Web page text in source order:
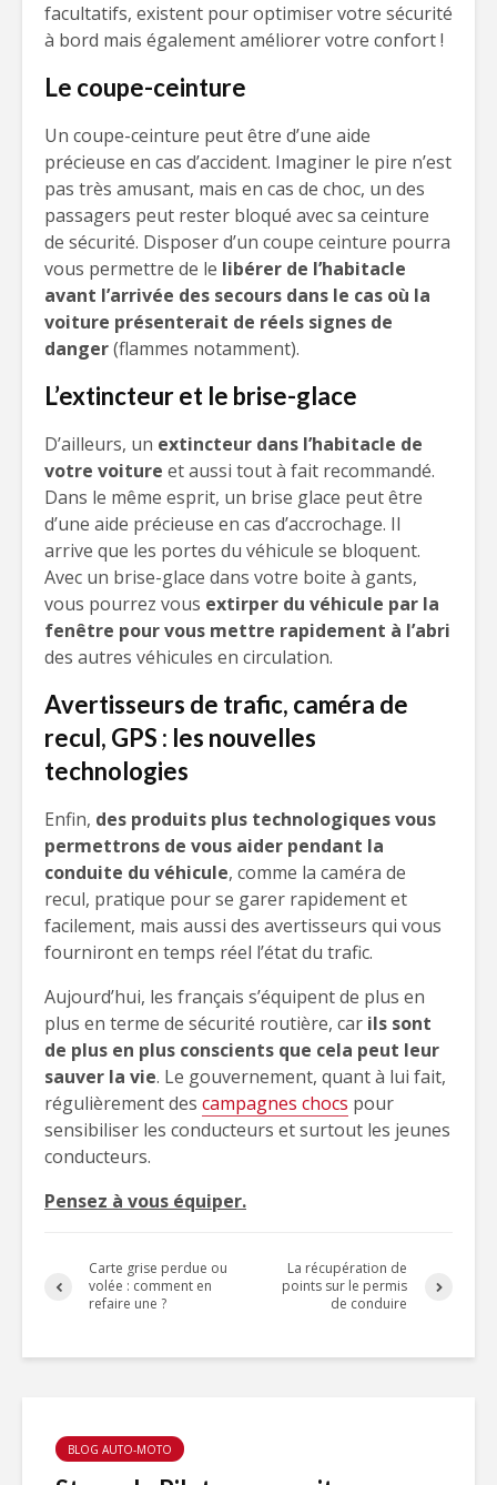
facultatifs, existent pour optimiser votre sécurité
à bord mais également améliorer votre confort !
Le coupe-ceinture
Un coupe-ceinture peut être d’une aide
précieuse en cas d’accident. Imaginer le pire n’est
pas très amusant, mais en cas de choc, un des
passagers peut rester bloqué avec sa ceinture
de sécurité. Disposer d’un coupe ceinture pourra
vous permettre de le libérer de l’habitacle
avant l’arrivée des secours dans le cas où la
voiture présenterait de réels signes de
danger(flammes notamment).
L’extincteur et le brise-glace
D’ailleurs, un extincteur dans l’habitacle de
votre voiture et aussi tout à fait recommandé.
Dans le même esprit, un brise glace peut être
d’une aide précieuse en cas d’accrochage. Il
arrive que les portes du véhicule se bloquent.
Avec un brise-glace dans votre boite à gants,
vous pourrez vous extirper du véhicule par la
fenêtre pour vous mettre rapidement à l’abri
des autres véhicules en circulation.
Avertisseurs de trafic, caméra de
recul, GPS : les nouvelles
technologies
Enfin, des produits plus technologiques vous
permettrons de vous aider pendant la
conduite du véhicule, comme la caméra de
recul, pratique pour se garer rapidement et
facilement, mais aussi des avertisseurs qui vous
fourniront en temps réel l’état du trafic.
Aujourd’hui, les français s’équipent de plus en
plus en terme de sécurité routière, car ils sont
de plus en plus conscients que cela peut leur
sauver la vie. Le gouvernement, quant à lui fait,
régulièrement des campagnes chocs pour
sensibiliser les conducteurs et surtout les jeunes
conducteurs.
Pensez à vous équiper.
Carte grise perdue ou
volée : comment en
refaire une ?
La récupération de
points sur le permis
de conduire
BLOG AUTO-MOTO